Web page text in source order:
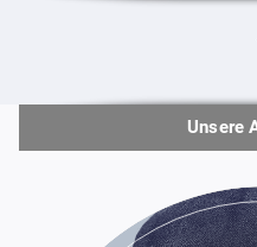
Unsere